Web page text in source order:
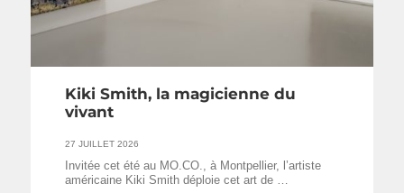
Kiki Smith, la magicienne du
vivant
27 JUILLET 2026
Invitée cet été au MO.CO., à Montpellier, l’artiste
américaine Kiki Smith déploie cet art de …